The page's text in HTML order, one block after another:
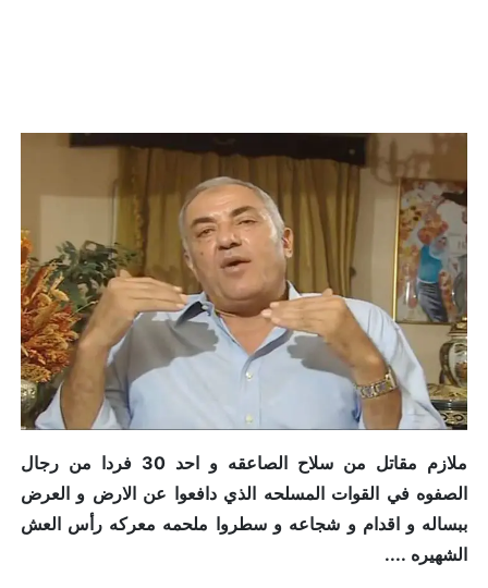
ملازم مقاتل من سلاح الصاعقه و احد 30 فردا من رجال
الصفوه في القوات المسلحه الذي دافعوا عن الارض و العرض
ببساله و اقدام و شجاعه و سطروا ملحمه معركه رأس العش
الشهيره ....